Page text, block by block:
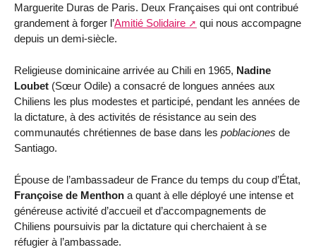
Marguerite Duras de Paris. Deux Françaises qui ont contribué
grandement à forger l’Amitié Solidaire
qui nous accompagne
depuis un demi-siècle.
Religieuse dominicaine arrivée au Chili en 1965, Nadine
Loubet (Sœur Odile) a consacré de longues années aux
Chiliens les plus modestes et participé, pendant les années de
la dictature, à des activités de résistance au sein des
communautés chrétiennes de base dans les poblaciones de
Santiago.
Épouse de l’ambassadeur de France du temps du coup d’État,
Françoise de Menthon a quant à elle déployé une intense et
généreuse activité d’accueil et d’accompagnements de
Chiliens poursuivis par la dictature qui cherchaient à se
réfugier à l’ambassade.